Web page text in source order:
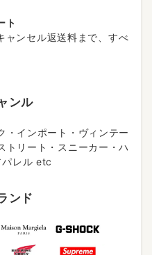
ト
ャンセル返送料まで、すべ
ンル
・インポート・ヴィンテー
トリート・スニーカー・ハ
パレル etc
ンド